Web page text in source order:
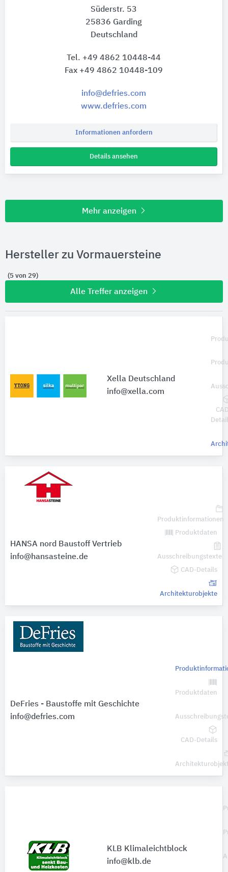
Süderstr. 53
25836 Garding
Deutschland
Tel. +49 4862 10448-44
Fax +49 4862 10448-109
info@defries.com
www.defries.com
Informationen anfordern
Details ansehen
Mehr anzeigen
Hersteller zu Vormauersteine
(5 von 29)
Alle Treffer anzeigen
Xella Deutschland
info@xella.com
HANSA nord Baustoff Vertrieb
info@hansasteine.de
Produktinformationen
Produktdaten
Ausschreibungstexte
CAD-Details
Architekturobjekte
DeFries - Baustoffe mit Geschichte
info@defries.com
Produktdaten
CAD-Details
KLB Klimaleichtblock
info@klb.de